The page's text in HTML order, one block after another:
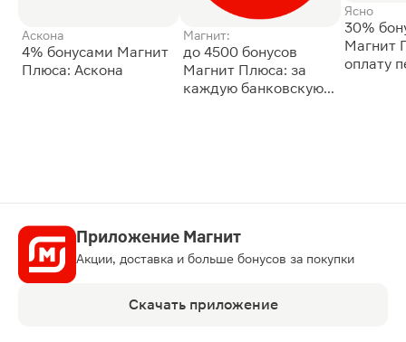
Аскона
4% бонусами Магнит
Плюса: Аскона
Магнит:
до 4500 бонусов
Магнит Плюса: за
каждую банковскую
Ясно
30%
Магнит
оплату
Приложение Магнит
Акции, доставка и больше бонусов за покупки
Скачать приложение